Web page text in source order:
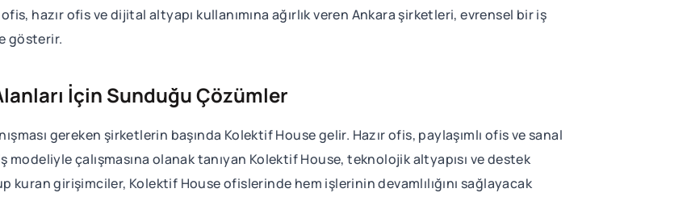
hazır ofis ve dijital altyapı kullanımına ağırlık veren Ankara şirketleri, evrensel bir iş
gösterir.
İçin Sunduğu Çözümler
gereken şirketlerin başında Kolektif House gelir. Hazır ofis, paylaşımlı ofis ve sanal
çalışmasına olanak tanıyan Kolektif House, teknolojik altyapısı ve destek
kuran girişimciler, Kolektif House ofislerinde hem işlerinin devamlılığını sağlayacak